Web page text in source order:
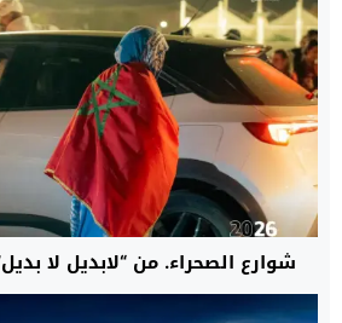
شوارع الصحراء. من “لابديل لا